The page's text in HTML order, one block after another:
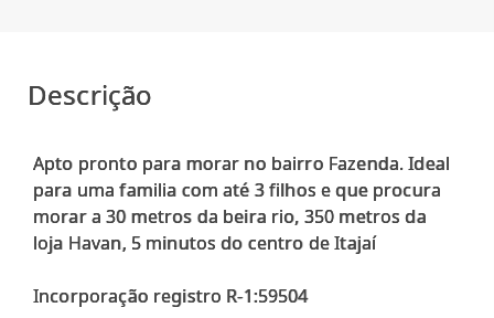
Descrição
Apto pronto para morar no bairro Fazenda. Ideal
para uma familia com até 3 filhos e que procura
morar a 30 metros da beira rio, 350 metros da
loja Havan, 5 minutos do centro de Itajaí
Incorporação registro R-1:59504